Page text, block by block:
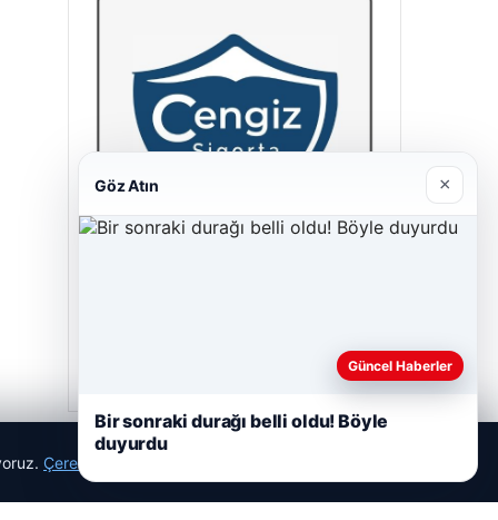
Çerez Politikamız
Göz Atın ×
Güncel Haberler
Bir sonraki durağı belli oldu! Böyle
duyurdu